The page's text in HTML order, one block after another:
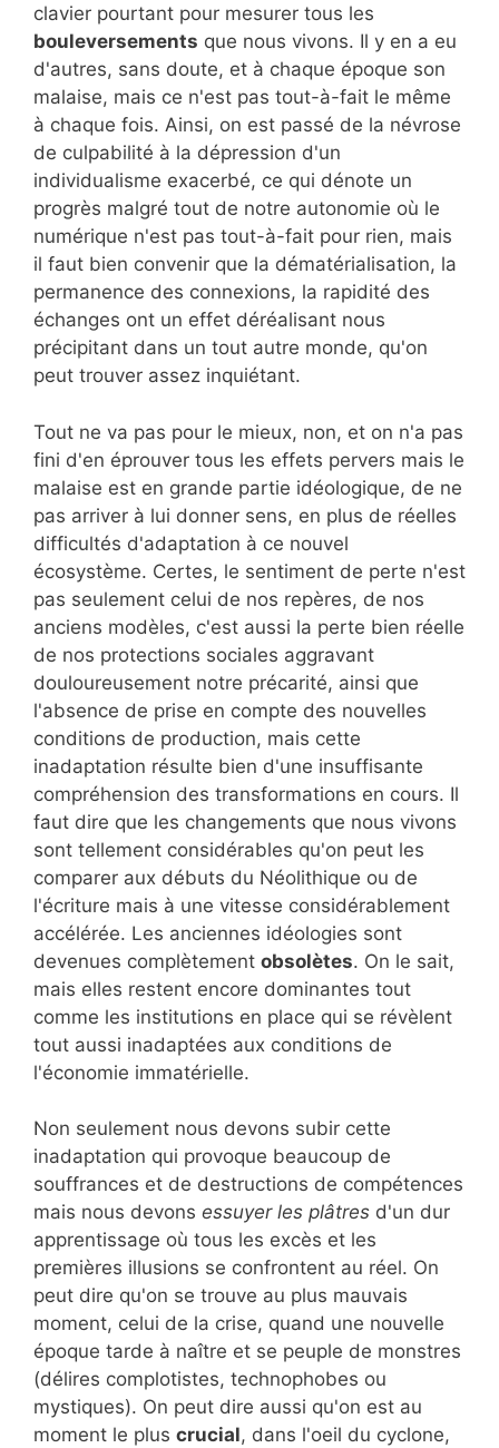
clavier pourtant pour mesurer tous les
bouleversements que nous vivons. Il y en a eu
d'autres, sans doute, et à chaque époque son
malaise, mais ce n'est pas tout-à-fait le même
à chaque fois. Ainsi, on est passé de la névrose
de culpabilité à la dépression d'un
individualisme exacerbé, ce qui dénote un
progrès malgré tout de notre autonomie où le
numérique n'est pas tout-à-fait pour rien, mais
il faut bien convenir que la dématérialisation, la
permanence des connexions, la rapidité des
échanges ont un effet déréalisant nous
précipitant dans un tout autre monde, qu'on
peut trouver assez inquiétant.
Tout ne va pas pour le mieux, non, et on n'a pas
fini d'en éprouver tous les effets pervers mais le
malaise est en grande partie idéologique, de ne
pas arriver à lui donner sens, en plus de réelles
difficultés d'adaptation à ce nouvel
écosystème. Certes, le sentiment de perte n'est
pas seulement celui de nos repères, de nos
anciens modèles, c'est aussi la perte bien réelle
de nos protections sociales aggravant
douloureusement notre précarité, ainsi que
l'absence de prise en compte des nouvelles
conditions de production, mais cette
inadaptation résulte bien d'une insuffisante
compréhension des transformations en cours. Il
faut dire que les changements que nous vivons
sont tellement considérables qu'on peut les
comparer aux débuts du Néolithique ou de
l'écriture mais à une vitesse considérablement
accélérée. Les anciennes idéologies sont
devenues complètement obsolètes. On le sait,
mais elles restent encore dominantes tout
comme les institutions en place qui se révèlent
tout aussi inadaptées aux conditions de
l'économie immatérielle.
Non seulement nous devons subir cette
inadaptation qui provoque beaucoup de
souffrances et de destructions de compétences
mais nous devons essuyer les plâtres d'un dur
apprentissage où tous les excès et les
premières illusions se confrontent au réel. On
peut dire qu'on se trouve au plus mauvais
moment, celui de la crise, quand une nouvelle
époque tarde à naître et se peuple de monstres
(délires complotistes, technophobes ou
mystiques). On peut dire aussi qu'on est au
moment le plus crucial, dans l'oeil du cyclone,